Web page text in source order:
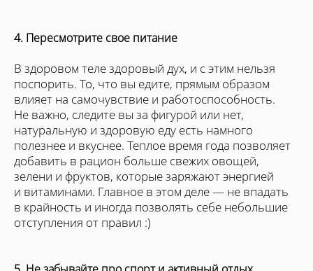
4. Пересмотрите свое питание
В здоровом теле здоровый дух, и с этим нельзя
поспорить. То, что вы едите, прямым образом
влияет на самочувствие и работоспособность.
Не важно, следите вы за фигурой или нет,
натуральную и здоровую еду есть намного
полезнее и вкуснее. Теплое время года позволяет
добавить в рацион больше свежих овощей,
зелени и фруктов, которые заряжают энергией
и витаминами. Главное в этом деле — не впадать
в крайность и иногда позволять себе небольшие
отступления от правил :)